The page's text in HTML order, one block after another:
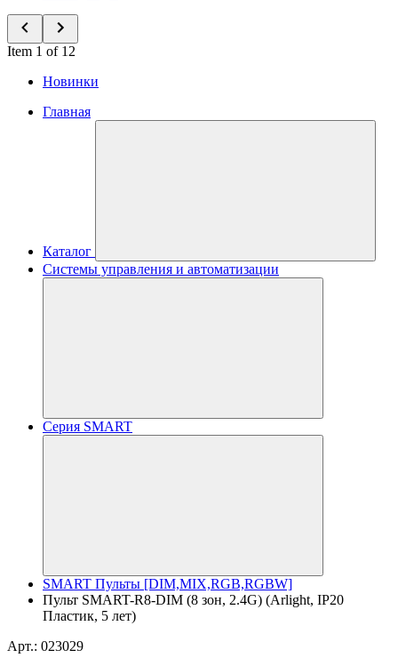
Item 1 of 12
Новинки
Главная
Каталог
Системы управления и автоматизации
Серия SMART
SMART Пульты [DIM,MIX,RGB,RGBW]
Пульт SMART-R8-DIM (8 зон, 2.4G) (Arlight, IP20
Пластик, 5 лет)
Арт.: 023029